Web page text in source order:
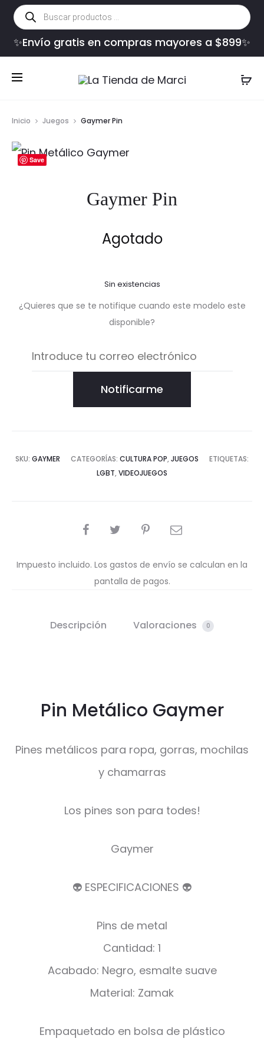
Búsqueda
de
productos
✨Envío gratis en compras mayores a $899✨
Inicio Juegos Gaymer Pin
Save
Gaymer Pin
Agotado
Sin existencias
¿Quieres que se te notifique cuando este modelo este
disponible?
Notificarme
SKU: GAYMER CATEGORÍAS: CULTURA POP, JUEGOS
ETIQUETAS:
LGBT, VIDEOJUEGOS
COMPARTIR
Impuesto incluido. Los gastos de envío se calculan en la
pantalla de pagos.
Descripción Valoraciones 0
Pin Metálico Gaymer
Pines metálicos para ropa, gorras, mochilas
y chamarras
Los pines son para todes!
Gaymer
👽 ESPECIFICACIONES 👽
Pins de metal
Cantidad: 1
Acabado: Negro, esmalte suave
Material: Zamak
Empaquetado en bolsa de plástico